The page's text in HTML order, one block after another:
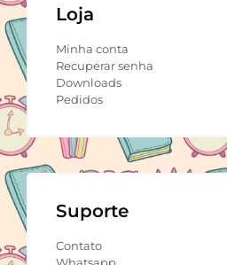
Loja
Minha conta
Recuperar senha
Downloads
Pedidos
Suporte
Contato
Whatsapp